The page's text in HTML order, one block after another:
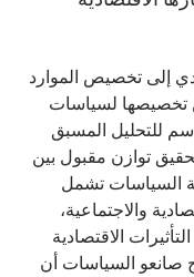
إلى تخصيص الموارد
تخصيصها لسياسات
للتحليل المسبق
توازن مقبول بين
السياسات تشمل
والاجتماعية،
الاقتصادية
صانعو السياسات أن